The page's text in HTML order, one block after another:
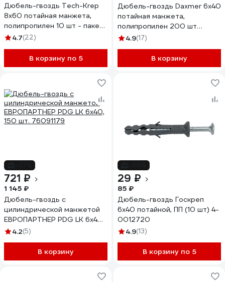
Дюбель-гвоздь Tech-Krep
8х60 потайная манжета,
полипропилен 10 шт - пакет
103904
4.7(22)
В корзину по 5
Дюбель-гвоздь Daxmer 6х40
потайная манжета,
полипропилен 200 шт
00000333564
4.9(17)
В корзину
721 ₽
1 145 ₽
Дюбель-гвоздь с
цилиндрической манжетой
ЕВРОПАРТНЕР PDG LK 6x40,
150 шт. 76091179
4.2(5)
В корзину
29 ₽
85 ₽
Дюбель-гвоздь Госкреп
6х40 потайной, ПП (10 шт) 4-
0012720
4.9(13)
В корзину по 5